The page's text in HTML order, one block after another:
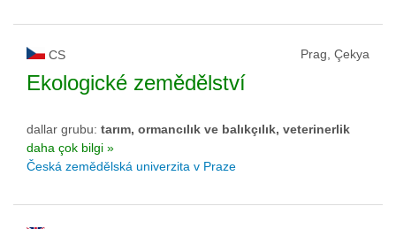
CS Prag, Çekya
Ekologické zemědělství
dallar grubu: tarım, ormancılık ve balıkçılık, veterinerlik
daha çok bilgi »
Česká zemědělská univerzita v Praze